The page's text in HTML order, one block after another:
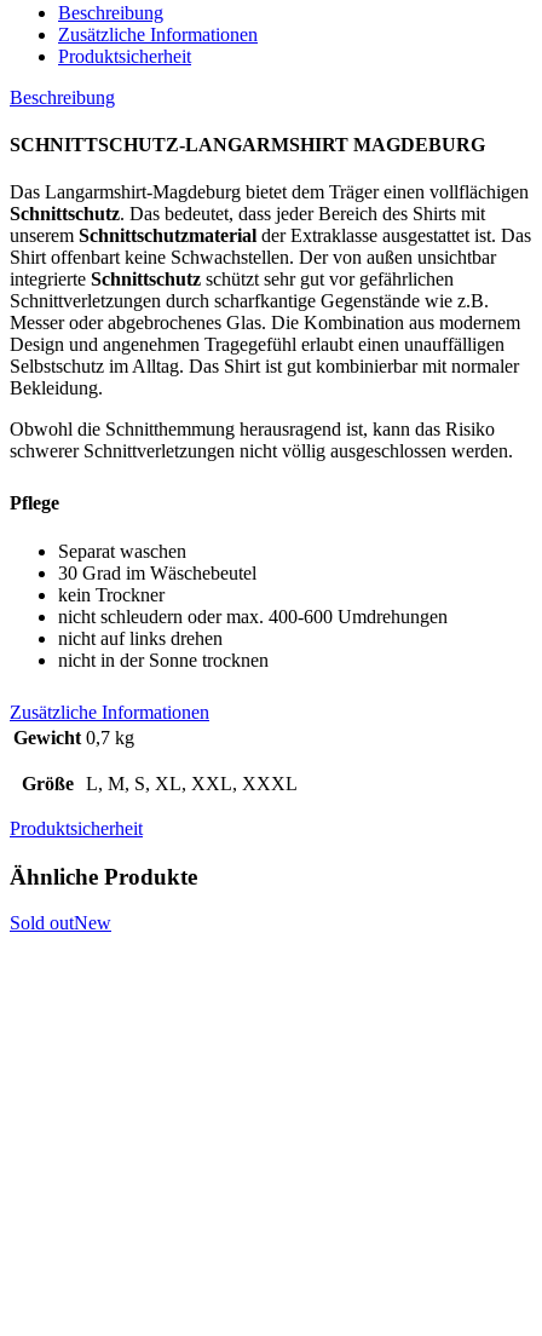
Beschreibung
Zusätzliche Informationen
Produktsicherheit
Beschreibung
SCHNITTSCHUTZ-LANGARMSHIRT MAGDEBURG
Das Langarmshirt-Magdeburg bietet dem Träger einen vollflächigen
Schnittschutz. Das bedeutet, dass jeder Bereich des Shirts mit
unserem Schnittschutzmaterial der Extraklasse ausgestattet ist. Das
Shirt offenbart keine Schwachstellen. Der von außen unsichtbar
integrierte Schnittschutz schützt sehr gut vor gefährlichen
Schnittverletzungen durch scharfkantige Gegenstände wie z.B.
Messer oder abgebrochenes Glas. Die Kombination aus modernem
Design und angenehmen Tragegefühl erlaubt einen unauffälligen
Selbstschutz im Alltag. Das Shirt ist gut kombinierbar mit normaler
Bekleidung.
Obwohl die Schnitthemmung herausragend ist, kann das Risiko
schwerer Schnittverletzungen nicht völlig ausgeschlossen werden.
Pflege
Separat waschen
30 Grad im Wäschebeutel
kein Trockner
nicht schleudern oder max. 400-600 Umdrehungen
nicht auf links drehen
nicht in der Sonne trocknen
Zusätzliche Informationen
Gewicht 0,7 kg
Größe L, M, S, XL, XXL, XXXL
Produktsicherheit
Ähnliche Produkte
Sold outNew